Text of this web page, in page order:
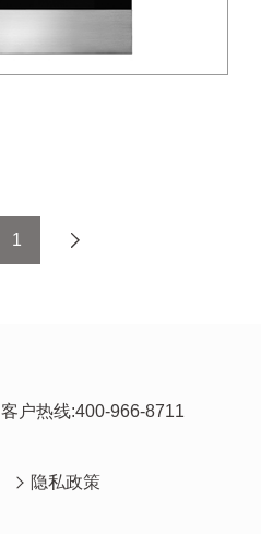
1
客户热线:400-966-8711
隐私政策